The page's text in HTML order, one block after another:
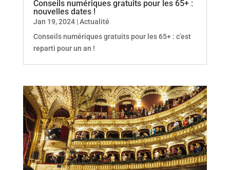
Conseils numériques gratuits pour les 65+ :
nouvelles dates !
Jan 19, 2024|Actualité
Conseils numériques gratuits pour les 65+ : c’est
reparti pour un an !